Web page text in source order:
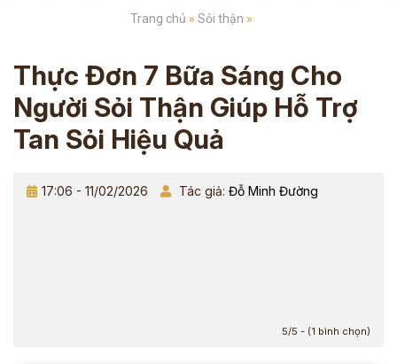
Trang chủ » Sỏi thận »
Thực Đơn 7 Bữa Sáng Cho
Người Sỏi Thận Giúp Hỗ Trợ
Tan Sỏi Hiệu Quả
17:06 - 11/02/2026 Tác giả: Đỗ Minh Đường
5/5 - (1 bình chọn)